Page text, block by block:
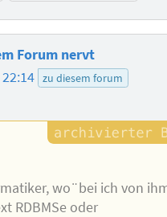
Forum nervt
zu diesem forum
wo¨bei ich von
RDBMSe oder